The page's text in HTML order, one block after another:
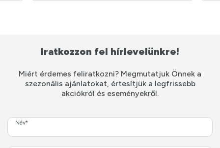
Iratkozzon fel hírlevelünkre!
Miért érdemes feliratkozni? Megmutatjuk Önnek a
szezonális ajánlatokat, értesítjük a legfrissebb
akciókról és eseményekről.
Név*